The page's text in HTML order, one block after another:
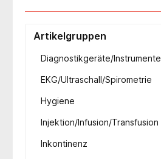
Artikelgruppen
Diagnostikgeräte/Instrumente
EKG/Ultraschall/Spirometrie
Hygiene
Injektion/Infusion/Transfusion
Inkontinenz